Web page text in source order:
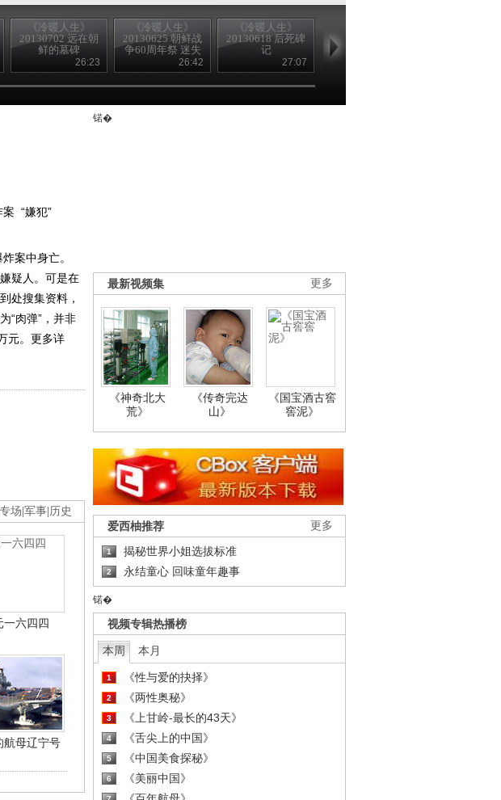
《冷暖人生》
20130702 远在朝
鲜的墓碑
26:23
《冷暖人生》
20130625 朝鲜战
争60周年祭 迷失
在“三八线”上的
墓地
26:42
《冷暖人生》
20130618 后死碑
记
27:07
20130611 逃离红
案 “嫌犯”
案中身亡。
疑人。可是在
处搜集资料，
“肉弹”，并非
元。更多详
场 军事 历史
一六四四
航母辽宁号
锘�
更多
最新视频集
《神奇北大
荒》
《传奇完达
山》
《国宝酒古窖
窖泥》
更多
爱西柚推荐
1 揭秘世界小姐选拔标准
2 永结童心 回味童年趣事
锘�
视频专辑热播榜
本周 本月
1 《性与爱的抉择》
2 《两性奥秘》
3 《上甘岭-最长的43天》
4 《舌尖上的中国》
5 《中国美食探秘》
6 《美丽中国》